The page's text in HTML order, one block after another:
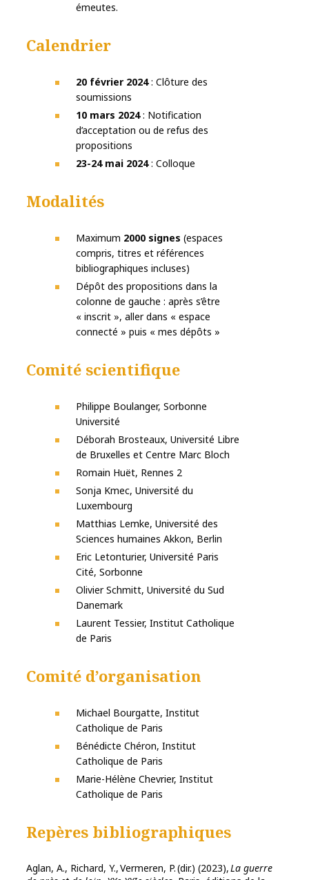
émeutes.
Calendrier
20 février 2024: Clôture des
soumissions
10 mars 2024: Notification
d’acceptation ou de refus des
propositions
23-24 mai 2024: Colloque
Modalités
Maximum 2000 signes (espaces
compris, titres et références
bibliographiques incluses)
Dépôt des propositions dans la
colonne de gauche : après s’être
« inscrit », aller dans « espace
connecté » puis « mes dépôts »
Comité scientifique
Philippe Boulanger, Sorbonne
Université
Déborah Brosteaux, Université Libre
de Bruxelles et Centre Marc Bloch
Romain Huët, Rennes 2
Sonja Kmec, Université du
Luxembourg
Matthias Lemke, Université des
Sciences humaines Akkon, Berlin
Eric Letonturier, Université Paris
Cité, Sorbonne
Olivier Schmitt, Université du Sud
Danemark
Laurent Tessier, Institut Catholique
de Paris
Comité d’organisation
Michael Bourgatte, Institut
Catholique de Paris
Bénédicte Chéron, Institut
Catholique de Paris
Marie-Hélène Chevrier, Institut
Catholique de Paris
Repères bibliographiques
Aglan, A., Richard, Y., Vermeren, P. (dir.) (2023),La guerre